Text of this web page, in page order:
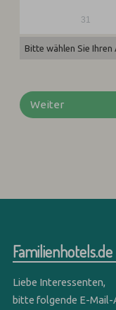
31
Bitte wählen Sie Ihren
Weiter
Familienhotels.de
Liebe Interessenten,
bitte folgende E-Mail-